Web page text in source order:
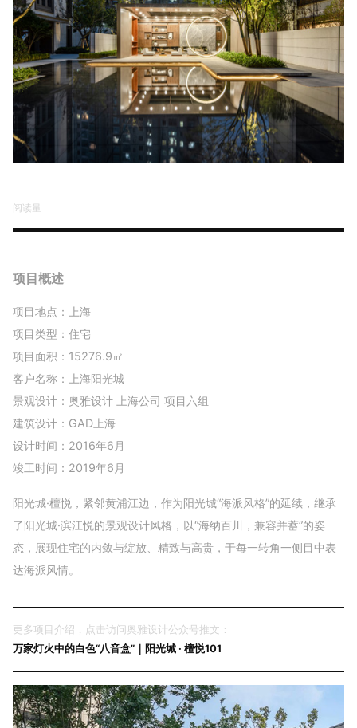
阅读量
项目概述
项目地点：上海
项目类型：住宅
项目面积：15276.9㎡
客户名称：上海阳光城
景观设计：奥雅设计 上海公司 项目六组
建筑设计：GAD上海
设计时间：2016年6月
竣工时间：2019年6月
阳光城·檀悦，紧邻黄浦江边，作为阳光城“海派风格”的延续，继承
了阳光城·滨江悦的景观设计风格，以“海纳百川，兼容并蓄”的姿
态，展现住宅的内敛与绽放、精致与高贵，于每一转角一侧目中表
达海派风情。
更多项目介绍，点击访问奥雅设计公众号推文：
万家灯火中的白色“八音盒”｜阳光城 · 檀悦101